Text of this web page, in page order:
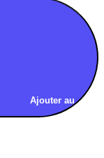
Ajouter au